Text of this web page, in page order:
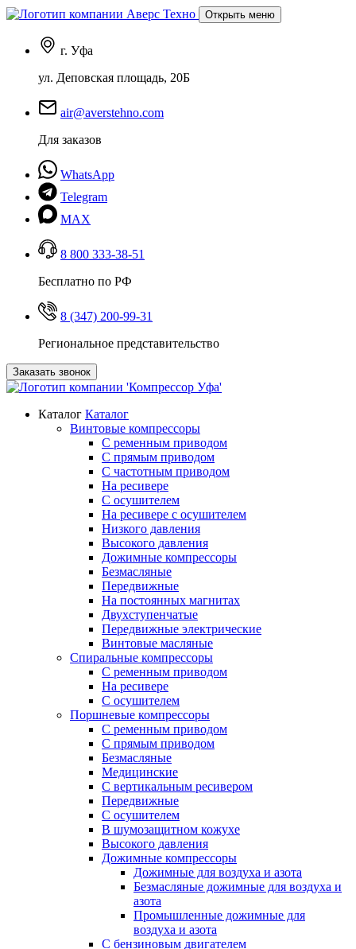
Открыть меню
г. Уфа
ул. Деповская площадь, 20Б
air@averstehno.com
Для заказов
WhatsApp
Telegram
MAX
8 800 333-38-51
Бесплатно по РФ
8 (347) 200-99-31
Региональное представительство
Заказать звонок
Каталог Каталог
Винтовые компрессоры
С ременным приводом
С прямым приводом
С частотным приводом
На ресивере
С осушителем
На ресивере с осушителем
Низкого давления
Высокого давления
Дожимные компрессоры
Безмасляные
Передвижные
На постоянных магнитах
Двухступенчатые
Передвижные электрические
Винтовые масляные
Спиральные компрессоры
С ременным приводом
На ресивере
С осушителем
Поршневые компрессоры
С ременным приводом
С прямым приводом
Безмасляные
Медицинские
С вертикальным ресивером
Передвижные
С осушителем
В шумозащитном кожухе
Высокого давления
Дожимные компрессоры
Дожимные для воздуха и азота
Безмасляные дожимные для воздуха и
азота
Промышленные дожимные для
воздуха и азота
С бензиновым двигателем